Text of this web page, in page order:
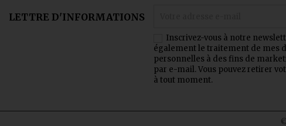
LETTRE D'INFORMATIONS
Inscrivez-vous à notre
également le traitement de mes
personnelles à des fins de
par e-mail. Vous pouvez retirer
à tout moment.